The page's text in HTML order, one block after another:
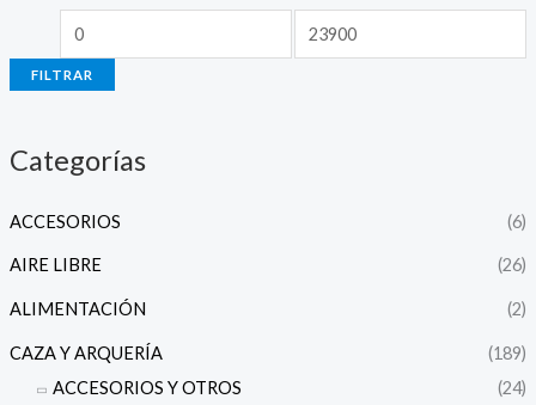
o
i
o
o
FILTRAR
Categorías
ACCESORIOS (6)
AIRE LIBRE (26)
ALIMENTACIÓN (2)
CAZA Y ARQUERÍA
(189)
ACCESORIOS Y OTROS
(24)